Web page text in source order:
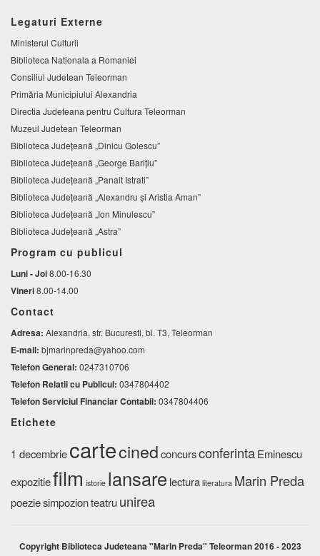
Legaturi Externe
Ministerul Culturii
Biblioteca Nationala a Romaniei
Consiliul Judetean Teleorman
Primăria Municipiului Alexandria
Directia Judeteana pentru Cultura Teleorman
Muzeul Judetean Teleorman
Biblioteca Judeţeană „Dinicu Golescu”
Biblioteca Județeană „George Barițiu”
Biblioteca Judeţeană „Panait Istrati”
Biblioteca Judeţeană „Alexandru şi Aristia Aman”
Biblioteca Judeţeană „Ion Minulescu”
Biblioteca Județeană „Astra”
Program cu publicul
Luni - Joi8.00-16.30
Vineri8.00-14.00
Contact
Adresa: Alexandria, str. Bucuresti, bl. T3, Teleorman
E-mail: bjmarinpreda@yahoo.com
Telefon General: 0247310706
Telefon Relatii cu Publicul: 0347804402
Telefon Serviciul Financiar Contabil: 0347804406
Etichete
1 decembriecartecinedconcursconferintaEminescu
expozitiefilm istorie lansare lectura literatura Marin Preda
poeziesimpozionteatruunirea
Copyright Biblioteca Judeteana "Marin Preda" Teleorman 2016 - 2023